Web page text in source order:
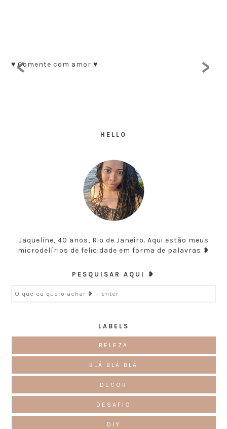
♥ Comente com amor ♥
< >
HELLO
Jaqueline, 40 anos, Rio de Janeiro. Aqui estão meus
microdelírios de felicidade em forma de palavras ❥
PESQUISAR AQUI ❥
LABELS
BELEZA
BLÁ BLÁ BLÁ
DECOR
DESAFIO
DIY